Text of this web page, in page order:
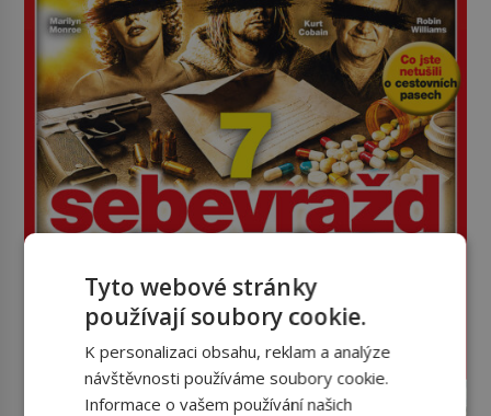
Tyto webové stránky
používají soubory cookie.
K personalizaci obsahu, reklam a analýze
návštěvnosti používáme soubory cookie.
Informace o vašem používání našich